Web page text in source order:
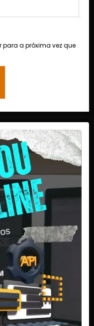
a próxima vez que